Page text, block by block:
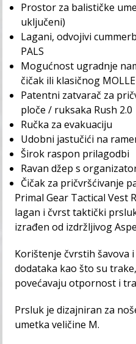
Prostor za balističke
uključeni)
Lagani, odvojivi
PALS
Mogućnost ugradnje
čičak ili klasičnog
Patentni zatvarač za
ploče / ruksaka Rush 2.0
Ručka za evakuaciju
Udobni jastučići na
Širok raspon prilagodbi
Ravan džep s
Čičak za pričvršćivanje
Primal Gear Tactical Vest
lagan i čvrst taktički
izrađen od izdržljivog
Korištenje čvrstih šavova
dodataka kao što su
povećavaju otpornost i
Prsluk je dizajniran za
umetka veličine M.